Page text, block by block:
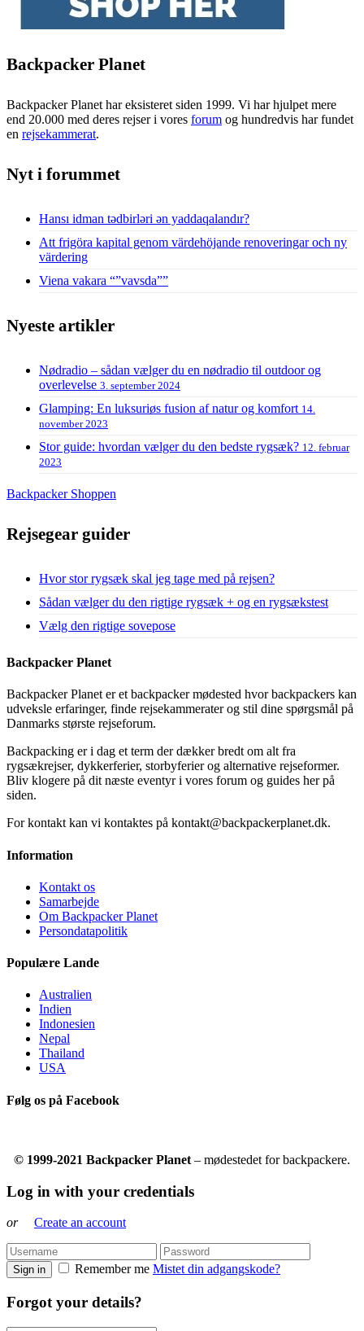
Backpacker Planet
Backpacker Planet har eksisteret siden 1999. Vi har hjulpet mere
end 20.000 med deres rejser i vores forum og hundredvis har fundet
en rejsekammerat.
Nyt i forummet
Hansı idman tədbirləri ən yaddaqalandır?
Att frigöra kapital genom värdehöjande renoveringar och ny
värdering
Viena vakara “”vavsda””
Nyeste artikler
Nødradio – sådan vælger du en nødradio til outdoor og
overlevelse 3. september 2024
Glamping: En luksuriøs fusion af natur og komfort 14.
november 2023
Stor guide: hvordan vælger du den bedste rygsæk? 12. februar
2023
Backpacker Shoppen
Rejsegear guider
Hvor stor rygsæk skal jeg tage med på rejsen?
Sådan vælger du den rigtige rygsæk + og en rygsækstest
Vælg den rigtige sovepose
Backpacker Planet
Backpacker Planet er et backpacker mødested hvor backpackers kan
udveksle erfaringer, finde rejsekammerater og stil dine spørgsmål på
Danmarks største rejseforum.
Backpacking er i dag et term der dækker bredt om alt fra
rygsækrejser, dykkerferier, storbyferier og alternative rejseformer.
Bliv klogere på dit næste eventyr i vores forum og guides her på
siden.
For kontakt kan vi kontaktes på kontakt@backpackerplanet.dk.
Information
Kontakt os
Samarbejde
Om Backpacker Planet
Persondatapolitik
Populære Lande
Australien
Indien
Indonesien
Nepal
Thailand
USA
Følg os på Facebook
© 1999-2021 Backpacker Planet – mødestedet for backpackere.
Log in with your credentials
or Create an account
Sign in Remember me Mistet din adgangskode?
Forgot your details?